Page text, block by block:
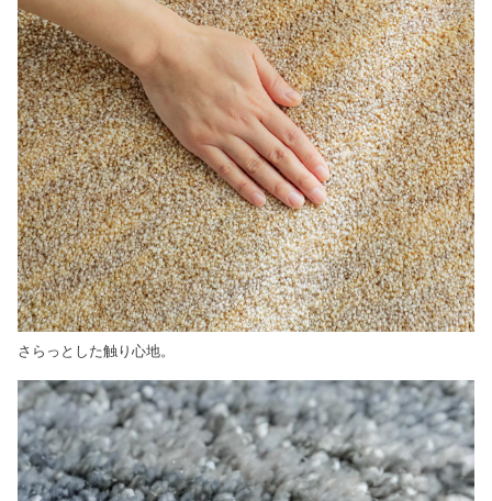
さらっとした触り心地。